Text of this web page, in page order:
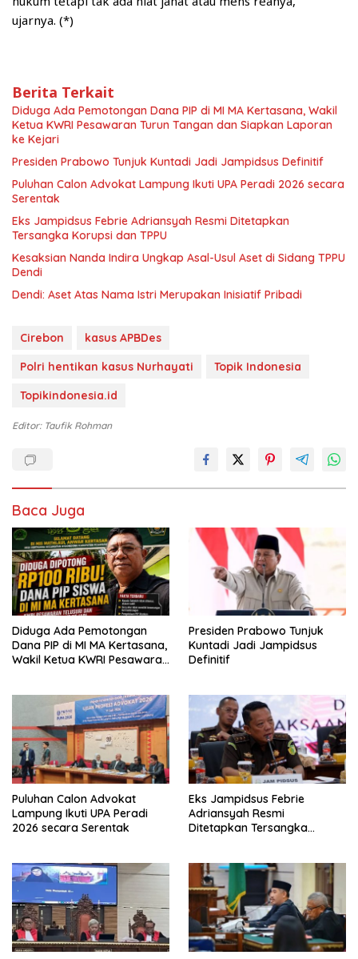
ujarnya. (*)
Berita Terkait
Diduga Ada Pemotongan Dana PIP di MI MA Kertasana, Wakil
Ketua KWRI Pesawaran Turun Tangan dan Siapkan Laporan
ke Kejari
Presiden Prabowo Tunjuk Kuntadi Jadi Jampidsus Definitif
Puluhan Calon Advokat Lampung Ikuti UPA Peradi 2026 secara
Serentak
Eks Jampidsus Febrie Adriansyah Resmi Ditetapkan
Tersangka Korupsi dan TPPU
Kesaksian Nanda Indira Ungkap Asal-Usul Aset di Sidang TPPU
Dendi
Dendi: Aset Atas Nama Istri Merupakan Inisiatif Pribadi
Cirebon
kasus APBDes
Polri hentikan kasus Nurhayati
Topik Indonesia
Topikindonesia.id
Editor: Taufik Rohman
Baca Juga
Diduga Ada Pemotongan
Dana PIP di MI MA Kertasana,
Wakil Ketua KWRI Pesawaran
Presiden Prabowo Tunjuk
Kuntadi Jadi Jampidsus
Definitif
Puluhan Calon Advokat
Lampung Ikuti UPA Peradi
2026 secara Serentak
Eks Jampidsus Febrie
Adriansyah Resmi
Ditetapkan Tersangka